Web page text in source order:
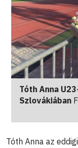
Tóth Anna
Szlovákiában
Tóth Anna az